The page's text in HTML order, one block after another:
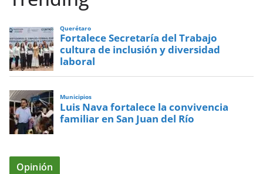
Querétaro
Fortalece Secretaría del Trabajo
cultura de inclusión y diversidad
laboral
Municipios
Luis Nava fortalece la convivencia
familiar en San Juan del Río
Opinión